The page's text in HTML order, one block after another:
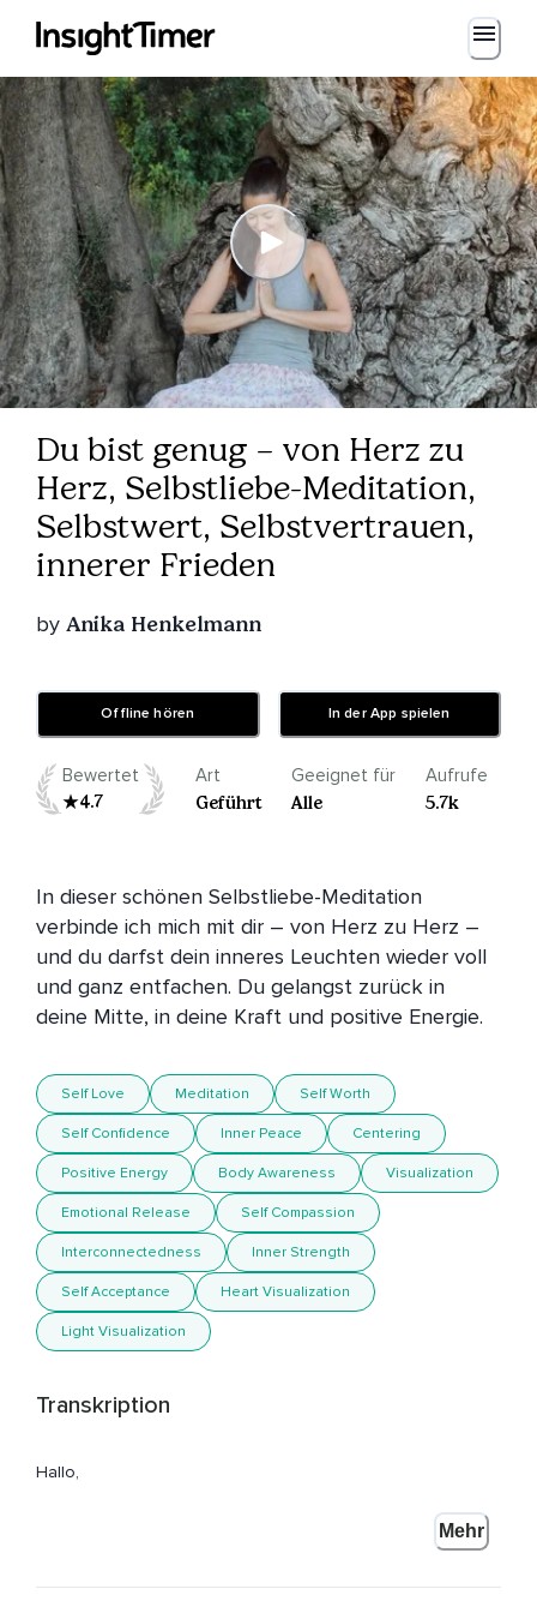
Du bist genug – von Herz zu
Herz, Selbstliebe-Meditation,
Selbstwert, Selbstvertrauen,
innerer Frieden
by Anika Henkelmann
Offline hören In der App spielen
Bewertet
4.7
Art
Geführt
Geeignet für
Alle
Aufrufe
5.7k
In dieser schönen Selbstliebe-Meditation
verbinde ich mich mit dir – von Herz zu Herz –
und du darfst dein inneres Leuchten wieder voll
und ganz entfachen. Du gelangst zurück in
deine Mitte, in deine Kraft und positive Energie.
Self Love Meditation Self Worth
Self Confidence Inner Peace Centering
Positive Energy Body Awareness Visualization
Emotional Release Self Compassion
Interconnectedness Inner Strength
Self Acceptance Heart Visualization
Light Visualization
Transkription
Hallo,
Mein Name ist Annika Henkelmann und ich freue mich,
Mehr